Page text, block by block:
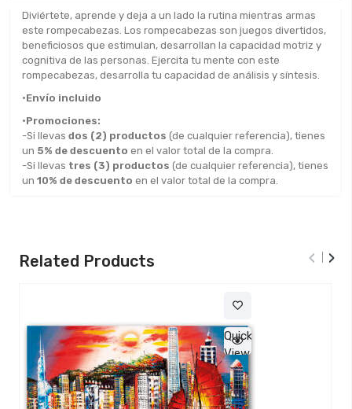
Diviértete, aprende y deja a un lado la rutina mientras armas
este rompecabezas. Los rompecabezas son juegos divertidos,
beneficiosos que estimulan, desarrollan la capacidad motriz y
cognitiva de las personas. Ejercita tu mente con este
rompecabezas, desarrolla tu capacidad de análisis y síntesis.
•Envío incluido
•Promociones:
-Si llevas dos (2) productos (de cualquier referencia), tienes
un 5% de descuento en el valor total de la compra.
-Si llevas tres (3) productos (de cualquier referencia), tienes
un 10% de descuento en el valor total de la compra.
Related Products
Quick
View
‹ ›